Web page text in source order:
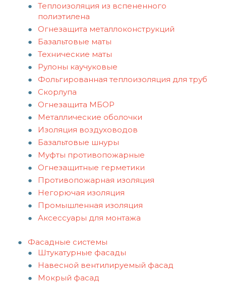
Теплоизоляция из вспененного
полиэтилена
Огнезащита металлоконструкций
Базальтовые маты
Технические маты
Рулоны каучуковые
Фольгированная теплоизоляция для труб
Скорлупа
Огнезащита МБОР
Металлические оболочки
Изоляция воздуховодов
Базальтовые шнуры
Муфты противопожарные
Огнезащитные герметики
Противопожарная изоляция
Негорючая изоляция
Промышленная изоляция
Аксессуары для монтажа
Фасадные системы
Штукатурные фасады
Навесной вентилируемый фасад
Мокрый фасад